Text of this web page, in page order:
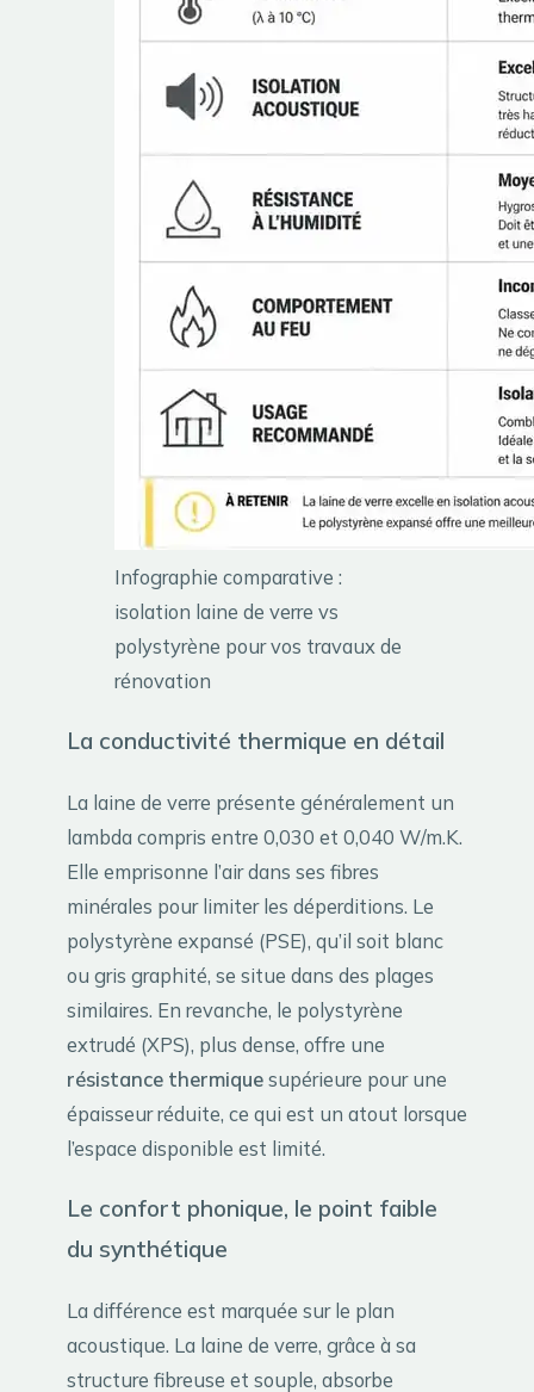
Infographie comparative :
isolation laine de verre vs
polystyrène pour vos travaux de
rénovation
La conductivité thermique en détail
La laine de verre présente généralement un
lambda compris entre 0,030 et 0,040 W/m.K.
Elle emprisonne l’air dans ses fibres
minérales pour limiter les déperditions. Le
polystyrène expansé (PSE), qu’il soit blanc
ou gris graphité, se situe dans des plages
similaires. En revanche, le polystyrène
extrudé (XPS), plus dense, offre une
résistance thermiquesupérieure pour une
épaisseur réduite, ce qui est un atout lorsque
l’espace disponible est limité.
Le confort phonique, le point faible
du synthétique
La différence est marquée sur le plan
acoustique. La laine de verre, grâce à sa
structure fibreuse et souple, absorbe